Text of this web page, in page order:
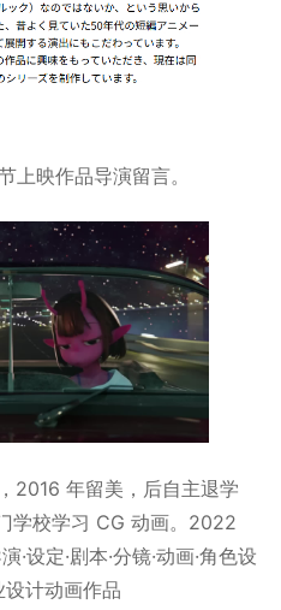
上映作品导演留言。
2016 年留美，后自主退学
学校学习 CG 动画。2022
设定·剧本·分镜·动画·角色设
设计动画作品